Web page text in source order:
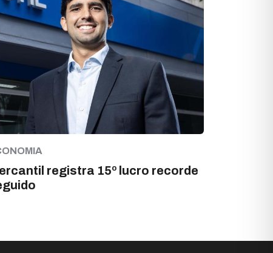
registra 15º lucro recorde